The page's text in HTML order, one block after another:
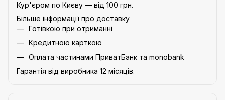
Кур'єром по Києву — від 100 грн.
Більше інформації про доставку
Готівкою при отриманні
Кредитною карткою
Оплата частинами ПриватБанк та monobank
Гарантія від виробника 12 місяців.